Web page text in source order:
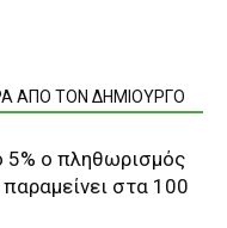
ΑΠΟ ΤΟΝ ΔΗΜΙΟΥΡΓΟ
5% ο πληθωρισμός
στα 100